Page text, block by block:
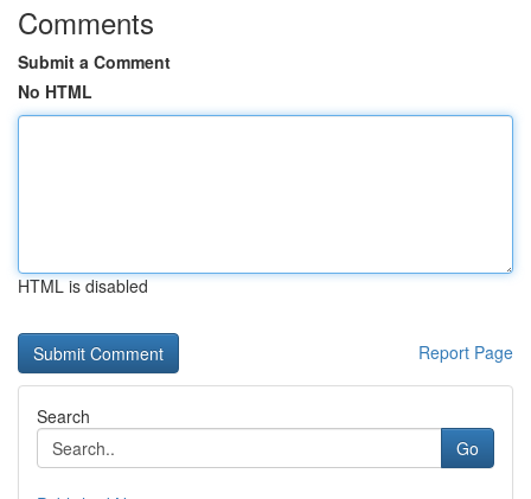
Comments
Submit a Comment
No HTML
HTML is disabled
Report Page
Search
Go